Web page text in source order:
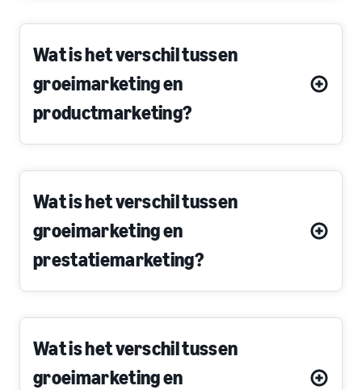
Wat is het verschil tussen
groeimarketing en
productmarketing?
Wat is het verschil tussen
groeimarketing en
prestatiemarketing?
Wat is het verschil tussen
groeimarketing en